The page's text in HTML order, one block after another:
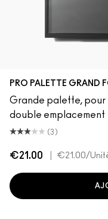
PRO PALETTE GRAND
Grande palette, pour
double emplacement
(3)
€21.00 €21.00/